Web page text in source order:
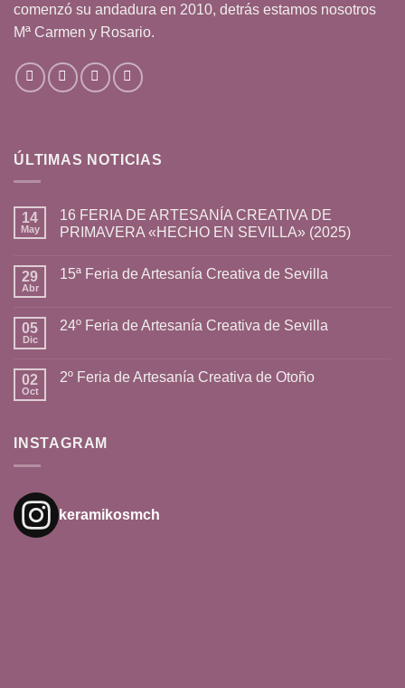
comenzó su andadura en 2010, detrás estamos nosotros
Mª Carmen y Rosario.
ÚLTIMAS NOTICIAS
14
May
16 FERIA DE ARTESANÍA CREATIVA DE
PRIMAVERA «HECHO EN SEVILLA» (2025)
29
Abr
15ª Feria de Artesanía Creativa de Sevilla
05
Dic
24º Feria de Artesanía Creativa de Sevilla
02
Oct
2º Feria de Artesanía Creativa de Otoño
INSTAGRAM
keramikosmch